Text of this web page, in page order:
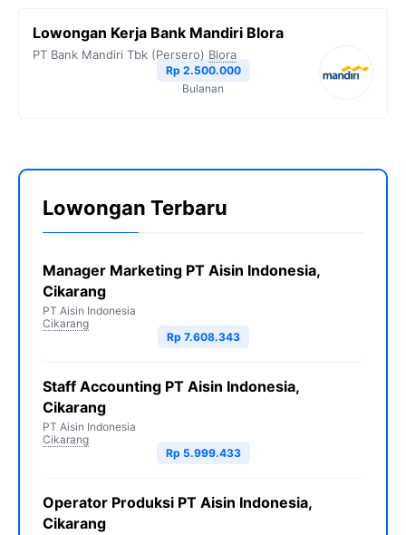
Lowongan Kerja Bank Mandiri Blora
PT Bank Mandiri Tbk (Persero) Blora
Rp 2.500.000
Bulanan
Lowongan Terbaru
Manager Marketing PT Aisin Indonesia,
Cikarang
PT Aisin Indonesia
Cikarang
Rp 7.608.343
Staff Accounting PT Aisin Indonesia,
Cikarang
PT Aisin Indonesia
Cikarang
Rp 5.999.433
Operator Produksi PT Aisin Indonesia,
Cikarang